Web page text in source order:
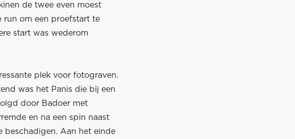
de twee even moest
run om een proefstart te
start was wederom
plek voor fotograven.
was het Panis die bij een
door Badoer met
en na een spin naast
beschadigen. Aan het einde